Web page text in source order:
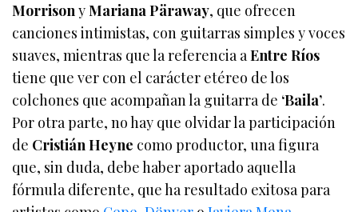
MorrisonyMariana Päraway, que ofrecen
canciones intimistas, con guitarras simples y voces
suaves, mientras que la referencia aEntre Ríos
tiene que ver con el carácter etéreo de los
colchones que acompañan la guitarra de ‘Baila’.
Por otra parte, no hay que olvidar la participación
de Cristián Heyne como productor, una figura
que, sin duda, debe haber aportado aquella
fórmula diferente, que ha resultado exitosa para